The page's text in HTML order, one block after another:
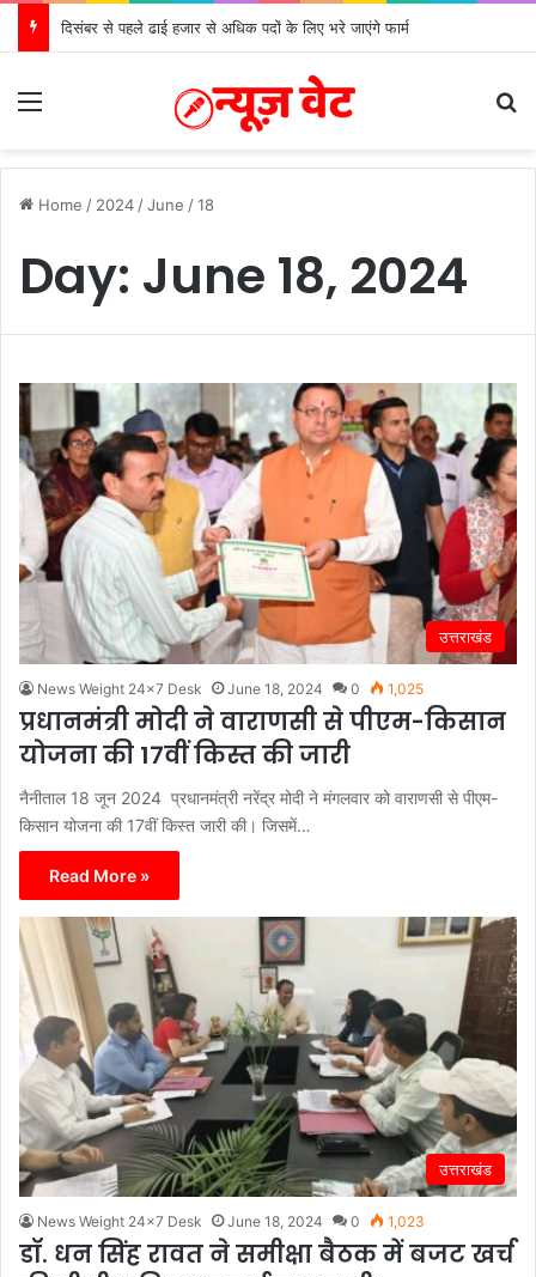
दिसंबर से पहले ढाई हजार से अधिक पदों के लिए भरे जाएंगे फार्म
Home / 2024 /June /18
Day: June 18, 2024
उत्तराखंड
News Weight 24x7 Desk June 18, 2024 0 1,025
प्रधानमंत्री मोदी ने वाराणसी से पीएम-किसान
योजना की 17वीं किस्त की जारी
नैनीताल 18 जून 2024 प्रधानमंत्री नरेंद्र मोदी ने मंगलवार को वाराणसी से पीएम-
किसान योजना की 17वीं किस्त जारी की। जिसमें…
Read More »
उत्तराखंड
News Weight 24x7 Desk June 18, 2024 0 1,023
डॉ. धन सिंह रावत ने समीक्षा बैठक में बजट खर्च